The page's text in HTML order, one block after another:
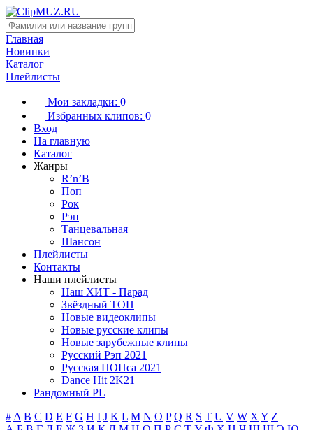
Главная
Новинки
Каталог
Плейлисты
Мои закладки: 0
Избранных клипов: 0
Вход
На главную
Каталог
Жанры
R’n’B
Поп
Рок
Рэп
Танцевальная
Шансон
Плейлисты
Контакты
Наши плейлисты
Наш ХИТ - Парад
Звёздный ТОП
Новые видеоклипы
Новые русские клипы
Новые зарубежные клипы
Русский Рэп 2021
Русская ПОПса 2021
Dance Hit 2K21
Рандомный PL
# A B C D E F G H I J K L M N O P Q R S T U V W X Y Z